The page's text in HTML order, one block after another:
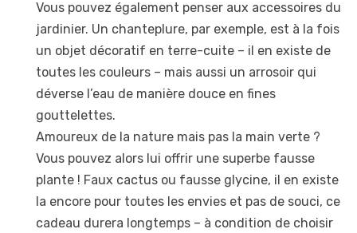
Vous pouvez également penser aux accessoires du
jardinier. Un chanteplure, par exemple, est à la fois
un objet décoratif en terre-cuite – il en existe de
toutes les couleurs – mais aussi un arrosoir qui
déverse l’eau de manière douce en fines
gouttelettes.
Amoureux de la nature mais pas la main verte ?
Vous pouvez alors lui offrir une superbe fausse
plante ! Faux cactus ou fausse glycine, il en existe
la encore pour toutes les envies et pas de souci, ce
cadeau durera longtemps – à condition de choisir